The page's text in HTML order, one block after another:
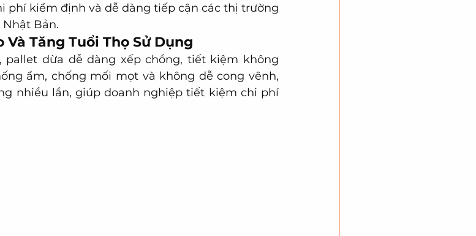
phí kiểm định và dễ dàng tiếp cận các thị trường
Bản.
Tăng Tuổi Thọ Sử Dụng
dừa dễ dàng xếp chồng, tiết kiệm không
ẩm, chống mối mọt và không dễ cong vênh,
nhiều lần, giúp doanh nghiệp tiết kiệm chi phí